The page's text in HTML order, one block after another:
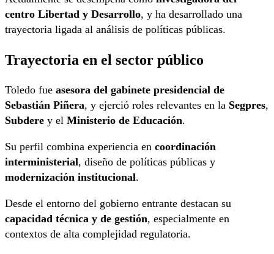
centro Libertad y Desarrollo, y ha desarrollado una
trayectoria ligada al análisis de políticas públicas.
Trayectoria en el sector público
Toledo fue asesora del gabinete presidencial de
Sebastián Piñera, y ejerció roles relevantes en la Segpres,
Subdere y el Ministerio de Educación.
Su perfil combina experiencia en coordinación
interministerial, diseño de políticas públicas y
modernización institucional.
Desde el entorno del gobierno entrante destacan su
capacidad técnica y de gestión, especialmente en
contextos de alta complejidad regulatoria.